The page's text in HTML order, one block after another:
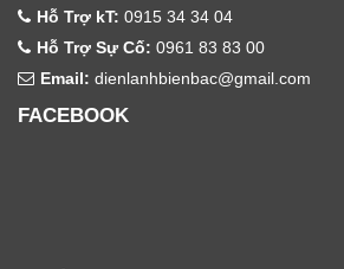
Hỗ Trợ kT: 0915 34 34 04
Hỗ Trợ Sự Cố: 0961 83 83 00
Email: dienlanhbienbac@gmail.com
FACEBOOK